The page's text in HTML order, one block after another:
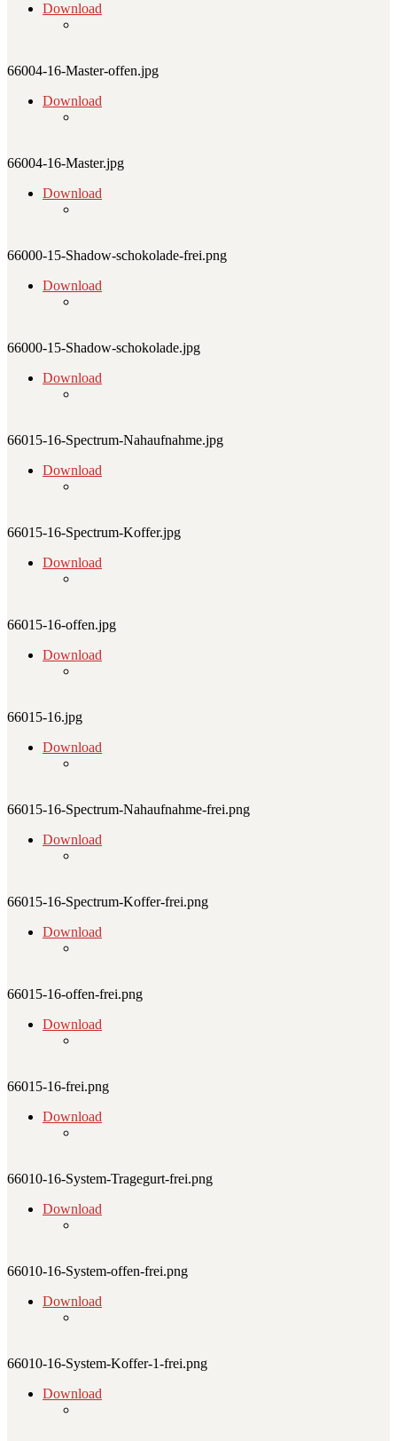
Download
66004-16-Master-offen.jpg
Download
66004-16-Master.jpg
Download
66000-15-Shadow-schokolade-frei.png
Download
66000-15-Shadow-schokolade.jpg
Download
66015-16-Spectrum-Nahaufnahme.jpg
Download
66015-16-Spectrum-Koffer.jpg
Download
66015-16-offen.jpg
Download
66015-16.jpg
Download
66015-16-Spectrum-Nahaufnahme-frei.png
Download
66015-16-Spectrum-Koffer-frei.png
Download
66015-16-offen-frei.png
Download
66015-16-frei.png
Download
66010-16-System-Tragegurt-frei.png
Download
66010-16-System-offen-frei.png
Download
66010-16-System-Koffer-1-frei.png
Download